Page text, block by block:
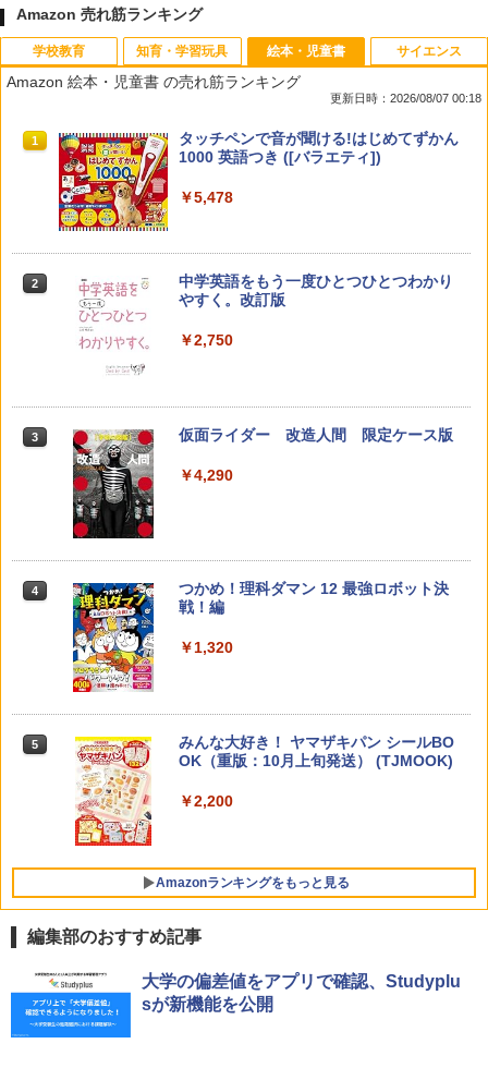
Amazon 売れ筋ランキング
学校教育
1 先生のためのGoogle AI完全攻略図鑑
2 子どもが変わる魔法の言葉
￥2,200
3
カウンセリングとは何か 変化するという
4
「ことばで伝える」ができない子どもた
ち 誰が〈ことばの力〉を育てるのか
￥1,870
5
ゼロからわかる！ みるみる図形に強く
なるマンガ
￥1,430
知育・学習玩具
1
Amazon Fire HD 10 キッズモデル (10イ
ンチ) ピンク 対象年齢3歳から 数千点の
2
パイロット スイスイおえかき for Study
何回も書ける! れんしゅうボード ひらが
な・カタカナ・すうじ・ABC 3歳以上 知
育
【くもん出版公式特別セット】くもん出
版(KUMON PUBLISHING) くもんの日本
￥4,046
ンツが1年間使い放題
￥26,980
上 KUMON LK-10
￥2,127
絵本・児童書
Amazon 絵本・児童書 の売れ筋ランキング
更新日時：2026/08/07 00:18
1
タッチペンで音が聞ける!はじめてずかん
1000 英語つき ([バラエティ])
￥5,478
2
中学英語をもう一度ひとつひとつわかり
やすく。改訂版
￥2,750
3 仮面ライダー 改造人間 限定ケース版
￥4,290
4
つかめ！理科ダマン 12 最強ロボット決
戦！編
￥1,320
5
みんな大好き！ ヤマザキパン シールBO
OK（重版：10月上旬発送） (TJMOOK)
￥2,200
Amazonランキングをもっと見る
サイエンス
ThinkFun ボードゲーム 「サーキット・
メイズ」 配線回路をプログラミングする
日本語説明書付 8歳~ 76341 誕生日 クリ
編集部のおすすめ記事
大学の偏差値をアプリで確認、Studyplu
sが新機能を公開